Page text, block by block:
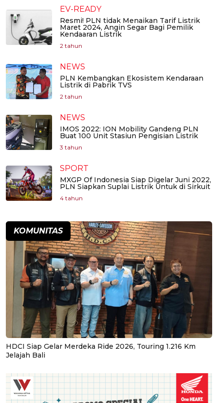
EV-READY
Resmi! PLN tidak Menaikan Tarif Listrik
Maret 2024, Angin Segar Bagi Pemilik
Kendaaran Listrik
2 tahun
NEWS
PLN Kembangkan Ekosistem Kendaraan
Listrik di Pabrik TVS
2 tahun
NEWS
IMOS 2022: ION Mobility Gandeng PLN
Buat 100 Unit Stasiun Pengisian Listrik
3 tahun
SPORT
MXGP Of Indonesia Siap Digelar Juni 2022,
PLN Siapkan Suplai Listrik Untuk di Sirkuit
4 tahun
KOMUNITAS
HDCI Siap Gelar Merdeka Ride 2026, Touring 1.216 Km
Jelajah Bali